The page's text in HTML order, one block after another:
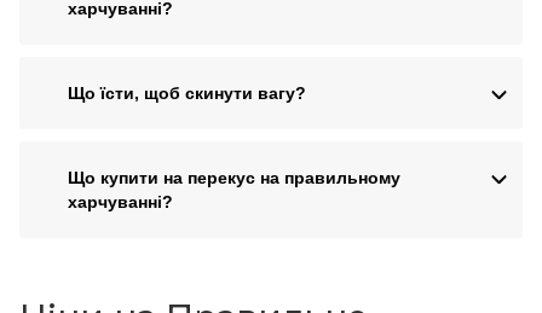
харчуванні?
Що їсти, щоб скинути вагу?
Що купити на перекус на правильному
харчуванні?